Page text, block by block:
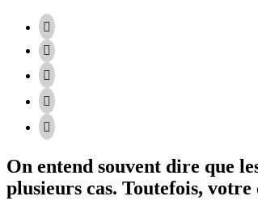
On entend souvent dire que
plusieurs cas. Toutefois,